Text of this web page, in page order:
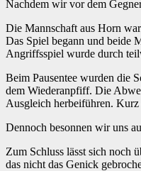
Nachdem wir vor dem
Die Mannschaft aus Horn
Das Spiel begann und beide
Angriffsspiel wurde durch
Beim Pausentee wurden die
dem Wiederanpfiff. Die
Ausgleich herbeiführen.
Dennoch besonnen wir uns
Zum Schluss lässt sich noch
das nicht das Genick